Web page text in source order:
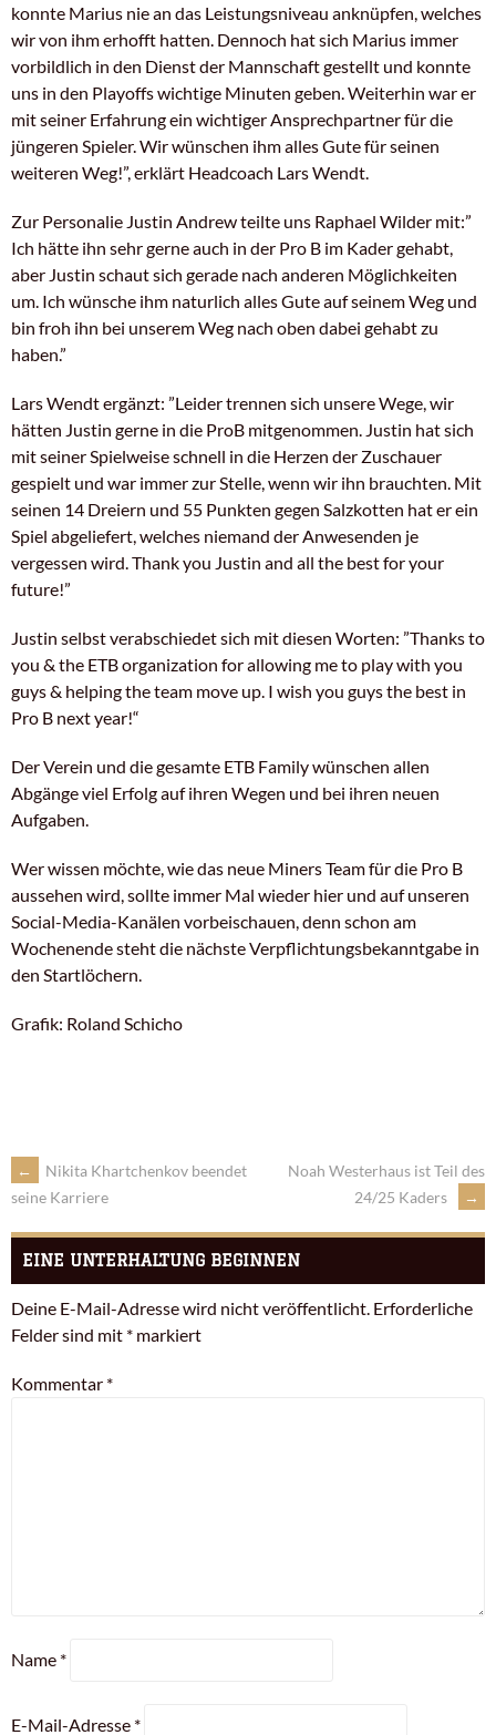
konnte Marius nie an das Leistungsniveau anknüpfen, welches
wir von ihm erhofft hatten. Dennoch hat sich Marius immer
vorbildlich in den Dienst der Mannschaft gestellt und konnte
uns in den Playoffs wichtige Minuten geben. Weiterhin war er
mit seiner Erfahrung ein wichtiger Ansprechpartner für die
jüngeren Spieler. Wir wünschen ihm alles Gute für seinen
weiteren Weg!”, erklärt Headcoach Lars Wendt.
Zur Personalie Justin Andrew teilte uns Raphael Wilder mit:”
Ich hätte ihn sehr gerne auch in der Pro B im Kader gehabt,
aber Justin schaut sich gerade nach anderen Möglichkeiten
um. Ich wünsche ihm naturlich alles Gute auf seinem Weg und
bin froh ihn bei unserem Weg nach oben dabei gehabt zu
haben.”
Lars Wendt ergänzt: ”Leider trennen sich unsere Wege, wir
hätten Justin gerne in die ProB mitgenommen. Justin hat sich
mit seiner Spielweise schnell in die Herzen der Zuschauer
gespielt und war immer zur Stelle, wenn wir ihn brauchten. Mit
seinen 14 Dreiern und 55 Punkten gegen Salzkotten hat er ein
Spiel abgeliefert, welches niemand der Anwesenden je
vergessen wird. Thank you Justin and all the best for your
future!”
Justin selbst verabschiedet sich mit diesen Worten: ”Thanks to
you & the ETB organization for allowing me to play with you
guys & helping the team move up. I wish you guys the best in
Pro B next year!“
Der Verein und die gesamte ETB Family wünschen allen
Abgänge viel Erfolg auf ihren Wegen und bei ihren neuen
Aufgaben.
Wer wissen möchte, wie das neue Miners Team für die Pro B
aussehen wird, sollte immer Mal wieder hier und auf unseren
Social-Media-Kanälen vorbeischauen, denn schon am
Wochenende steht die nächste Verpflichtungsbekanntgabe in
den Startlöchern.
Grafik: Roland Schicho
←
Nikita Khartchenkov beendet
seine Karriere
Noah Westerhaus ist Teil des
24/25 Kaders
→
EINE UNTERHALTUNG BEGINNEN
Deine E-Mail-Adresse wird nicht veröffentlicht. Erforderliche
Felder sind mit * markiert
Kommentar *
Name *
E-Mail-Adresse *